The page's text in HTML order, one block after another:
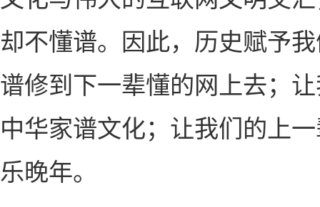
却不懂谱。因此，历史赋予
谱修到下一辈懂的网上去；
中华家谱文化；让我们的上
乐晚年。